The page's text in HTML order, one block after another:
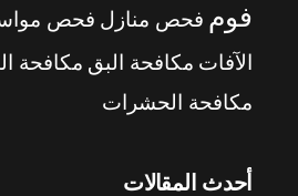
فوم فحص منازل فحص
الآفات مكافحة البق مكافحة
مكافحة الحشرات
أحدث المقالات